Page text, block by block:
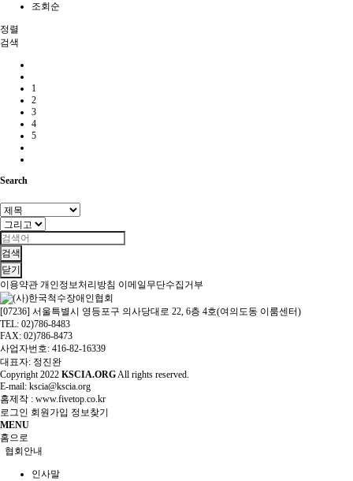
조회순
정렬
검색
1
2
3
4
5
Search
검색
닫기
이용약관 개인정보처리방침 이메일무단수집거부
[07236] 서울특별시 영등포구 의사당대로 22, 6층 4호(여의도동 이룸센터)
TEL: 02)786-8483
FAX: 02)786-8473
사업자번호: 416-82-16339
대표자: 정진완
Copyright2022 KSCIA.ORGAll rights reserved.
E-mail: kscia@kscia.org
홈제작 : www.fivetop.co.kr
로그인 회원가입 정보찾기
MENU
홈으로
협회안내
인사말